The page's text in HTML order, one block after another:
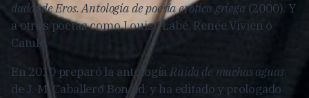
dados de Eros. Antología de poesía erótica griega (2000). Y
a otros poetas como Louise Labé, Renée Vivien o
Catulo.
En 2010 preparó la antologíaRuido de muchas aguas,
de J. M. Caballero Bonald, y ha editado y prologado